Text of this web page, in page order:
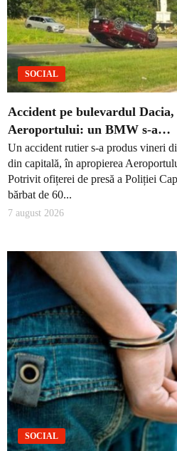
SOCIAL
Accident pe bulevardul
Aeroportului: un BMW s-a…
Un accident rutier s-a produs vineri
din capitală, în apropierea
Potrivit ofițerei de presă a Poliției
bărbat de 60...
7 august 2026
SOCIAL